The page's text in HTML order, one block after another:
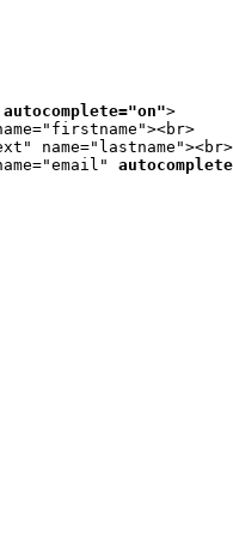
autocomplete="on">
name="lastname"><br>